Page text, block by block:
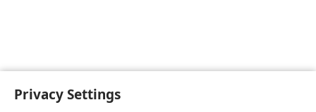
Privacy Settings